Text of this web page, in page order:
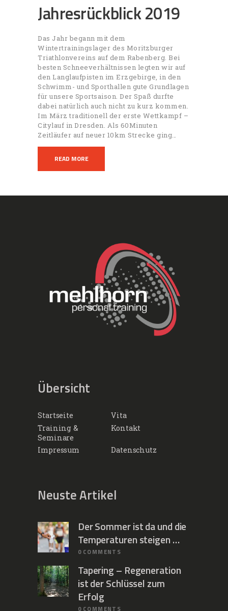
Jahresrückblick 2019
Das Jahr begann mit dem
Wintertrainingslager des Moritzburger
Triathlonvereins auf dem Rabenberg. Bei
besten Schneeverhältnissen legten wir auf
den Langlaufpisten im Erzgebirge, in den
Schwimm- und Sporthallen gute Grundlagen
für unsere Sportsaison. Der Spaß durfte
dabei natürlich auch nicht zu kurz kommen.
Im März traditionell der erste Wettkampf –
Citylauf in Dresden. Als 60Minuten
Zeitläufer auf neuer 10km Strecke ging…
READ MORE
Übersicht
Startseite
Vita
Training &
Seminare
Kontakt
Impressum Datenschutz
Neuste Artikel
Der Sommer ist da und die
Temperaturen steigen …
0 COMMENTS
Tapering – Regeneration
ist der Schlüssel zum
Erfolg
0 COMMENTS